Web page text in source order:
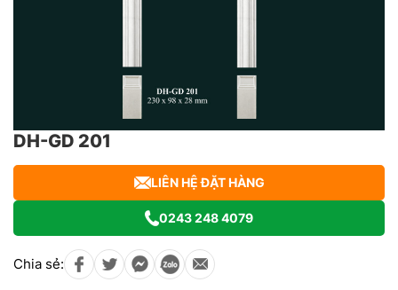
DH-GD 201
LIÊN HỆ ĐẶT HÀNG
0243 248 4079
Chia sẻ: